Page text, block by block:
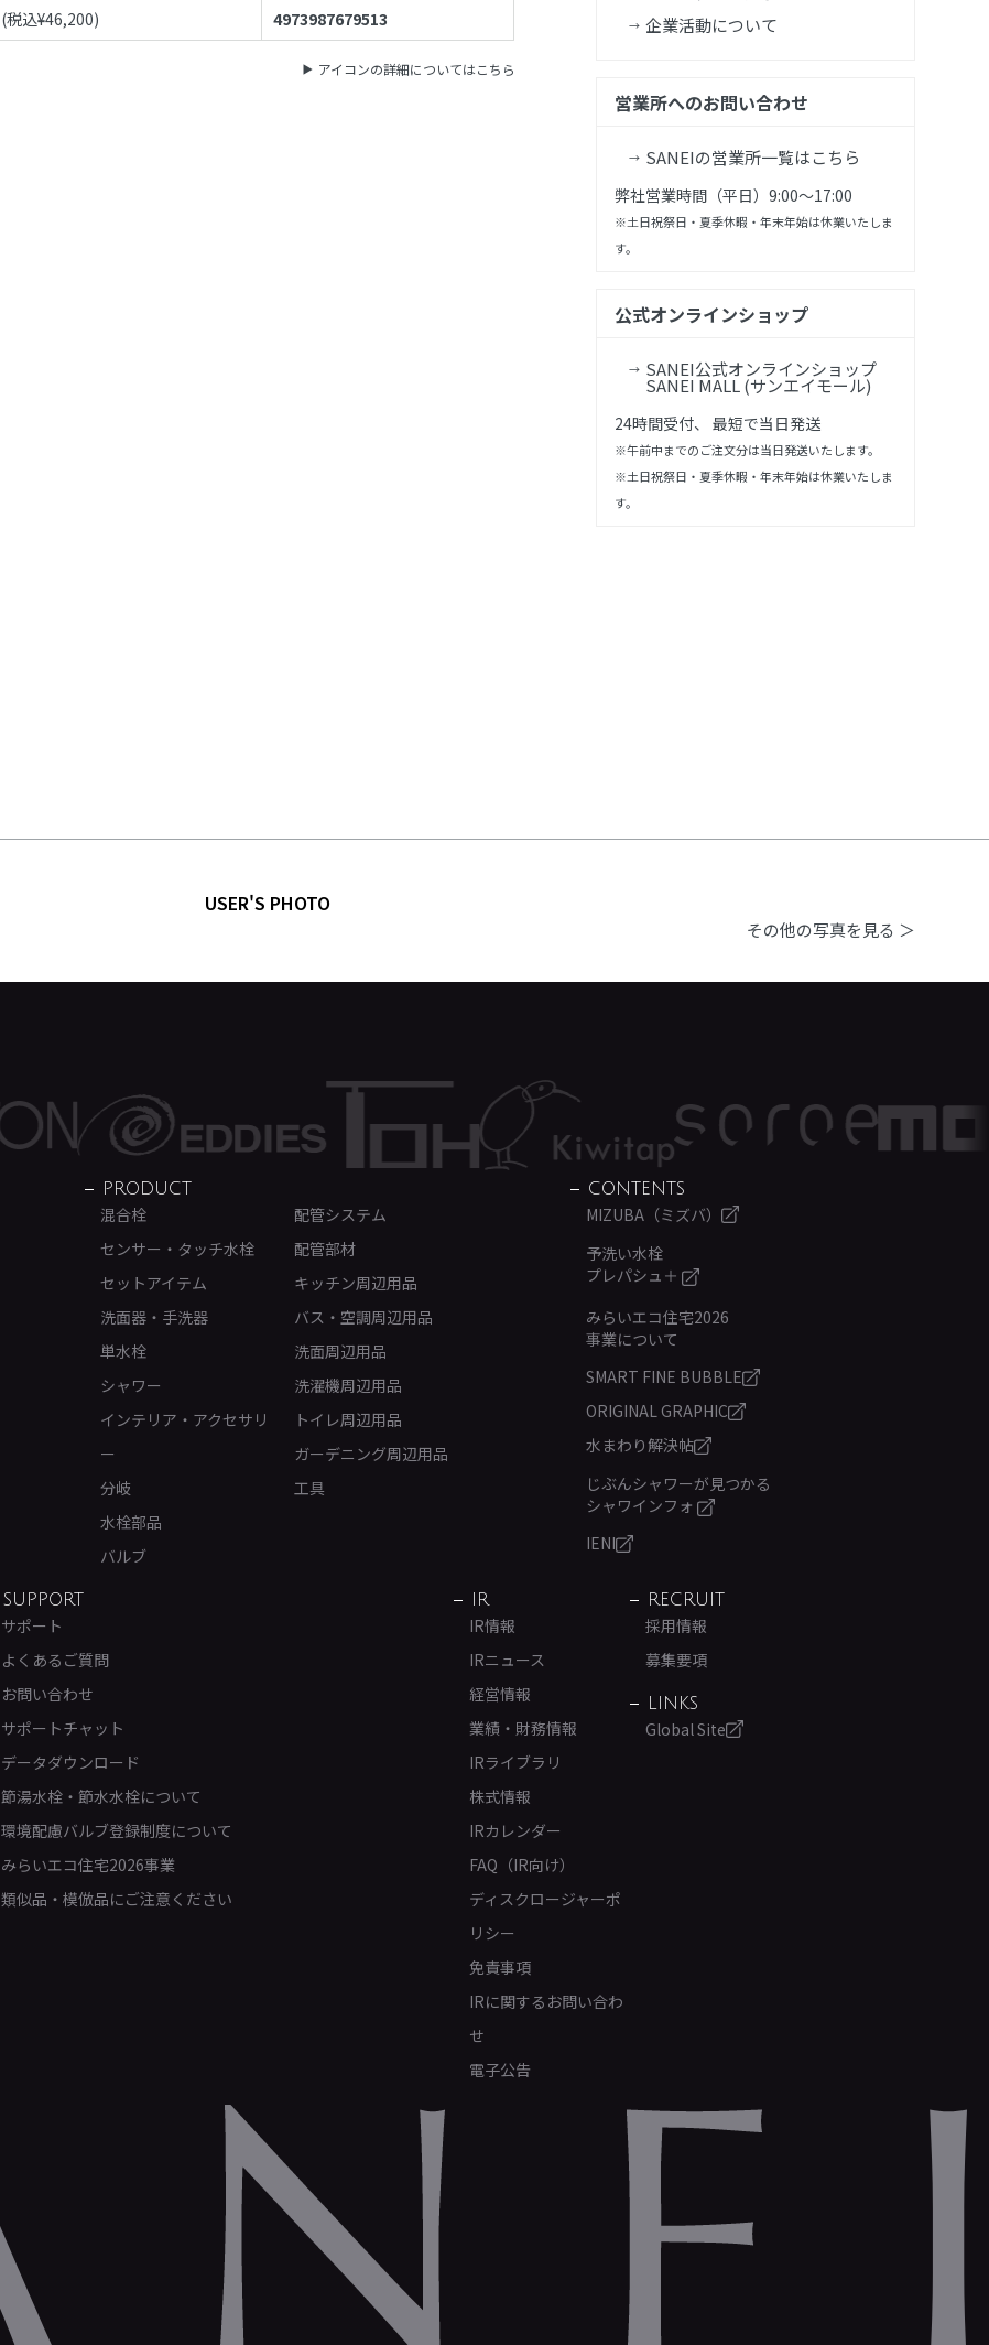
(税込¥46,200) 4973987679513
アイコンの詳細についてはこちら
企業活動について
営業所へのお問い合わせ
SANEIの営業所一覧はこちら
弊社営業時間（平日）9:00～17:00
※土日祝祭日・夏季休暇・年末年始は休業いたしま
す。
公式オンラインショップ
SANEI公式オンラインショップ
SANEI MALL (サンエイモール)
24時間受付、 最短で当日発送
※午前中までのご注文分は当日発送いたします。
※土日祝祭日・夏季休暇・年末年始は休業いたしま
す。
USER'S PHOTO
その他の写真を見る ＞
PRODUCT
混合栓
センサー・タッチ水栓
セットアイテム
洗面器・手洗器
単水栓
シャワー
インテリア・アクセサリ
ー
分岐
水栓部品
バルブ
配管システム
配管部材
キッチン周辺用品
バス・空調周辺用品
洗面周辺用品
洗濯機周辺用品
トイレ周辺用品
ガーデニング周辺用品
工具
CONTENTS
MIZUBA（ミズバ）
予洗い水栓
プレパシュ＋
みらいエコ住宅2026
事業について
SMART FINE BUBBLE
ORIGINAL GRAPHIC
水まわり解決帖
じぶんシャワーが見つかる
シャワインフォ
IENI
SUPPORT
サポート
よくあるご質問
お問い合わせ
サポートチャット
データダウンロード
節湯水栓・節水水栓について
環境配慮バルブ登録制度について
みらいエコ住宅2026事業
類似品・模倣品にご注意ください
IR
IR情報
IRニュース
経営情報
業績・財務情報
IRライブラリ
株式情報
IRカレンダー
FAQ（IR向け）
ディスクロージャーポ
リシー
免責事項
IRに関するお問い合わ
せ
電子公告
RECRUIT
採用情報
募集要項
LINKS
Global Site